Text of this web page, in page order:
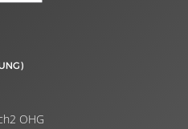
OHG